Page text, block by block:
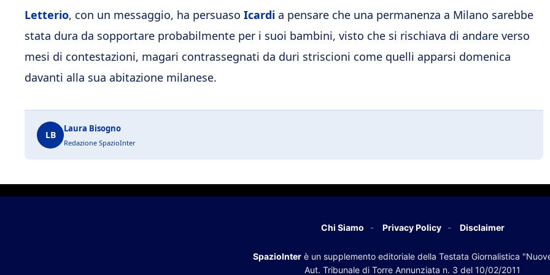
Letterio, con un messaggio, ha persuaso Icardi a pensare che una permanenza a Milano sarebbe
stata dura da sopportare probabilmente per i suoi bambini, visto che si rischiava di andare verso
mesi di contestazioni, magari contrassegnati da duri striscioni come quelli apparsi domenica
davanti alla sua abitazione milanese.
LB
Laura Bisogno
Redazione SpazioInter
Chi Siamo Privacy Policy Disclaimer
SpazioInterè un supplemento editoriale della Testata Giornalistica
Aut. Tribunale di Torre Annunziata n. 3 del 10/02/2011